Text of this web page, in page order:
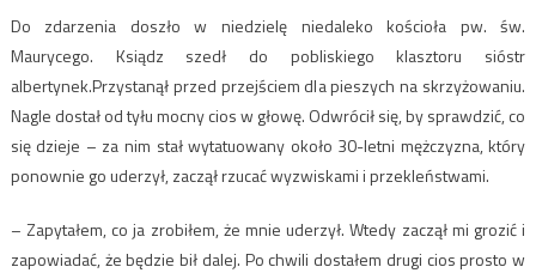
Do zdarzenia doszło w niedzielę niedaleko kościoła pw. św.
Maurycego. Ksiądz szedł do pobliskiego klasztoru sióstr
albertynek.Przystanął przed przejściem dla pieszych na skrzyżowaniu.
Nagle dostał od tyłu mocny cios w głowę. Odwrócił się, by sprawdzić, co
się dzieje – za nim stał wytatuowany około 30-letni mężczyzna, który
ponownie go uderzył, zaczął rzucać wyzwiskami i przekleństwami.
– Zapytałem, co ja zrobiłem, że mnie uderzył. Wtedy zaczął mi grozić i
zapowiadać, że będzie bił dalej. Po chwili dostałem drugi cios prosto w